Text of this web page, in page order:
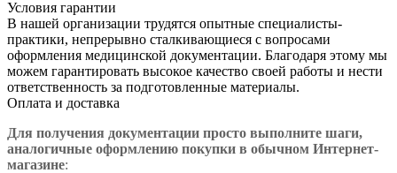
Условия гарантии
В нашей организации трудятся опытные специалисты-
практики, непрерывно сталкивающиеся с вопросами
оформления медицинской документации. Благодаря этому мы
можем гарантировать высокое качество своей работы и нести
ответственность за подготовленные материалы.
Оплата и доставка
Для получения документации просто выполните шаги,
аналогичные оформлению покупки в обычном Интернет-
магазине: